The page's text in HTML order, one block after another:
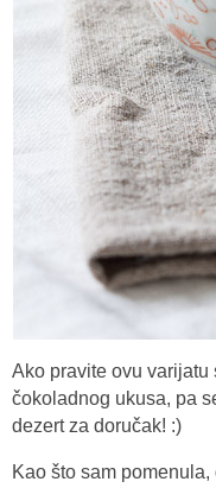
Ako pravite ovu
čokoladnog ukusa, pa
dezert za doručak! :)
Kao što sam